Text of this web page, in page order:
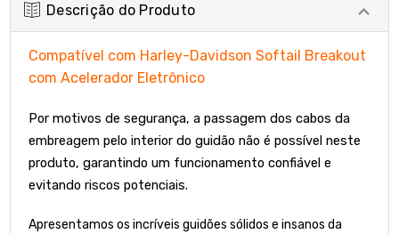
Descrição do Produto
Compatível com Harley-Davidson Softail Breakout
com Acelerador Eletrônico
Por motivos de segurança, a passagem dos cabos da
embreagem pelo interior do guidão não é possível neste
produto, garantindo um funcionamento confiável e
evitando riscos potenciais.
Apresentamos os incríveis guidões sólidos e insanos da